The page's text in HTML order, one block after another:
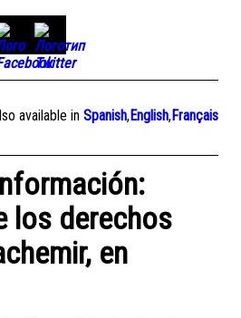
available in Spanish,English,Français
los derechos
en